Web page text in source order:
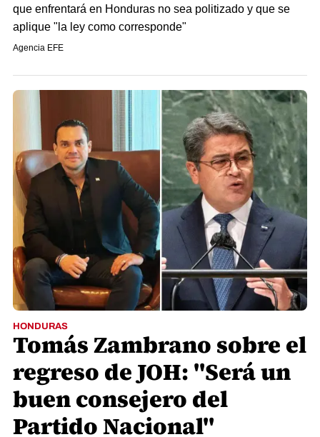
que enfrentará en Honduras no sea politizado y que se
aplique "la ley como corresponde"
Agencia EFE
HONDURAS
Tomás Zambrano sobre el
regreso de JOH: "Será un
buen consejero del
Partido Nacional"